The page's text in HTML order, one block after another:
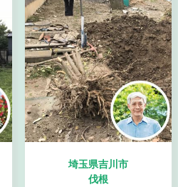
埼玉県吉川市
伐根